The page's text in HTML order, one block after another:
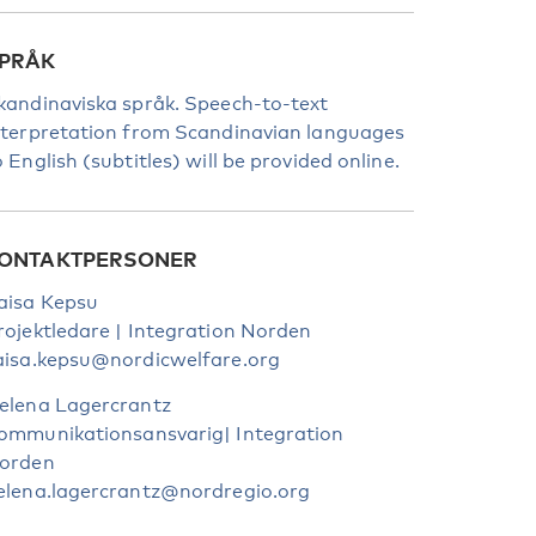
språk. Speech-to-text
from Scandinavian languages
English (subtitles) will be provided online.
Kepsu
| Integration Norden
Lagercrantz
Integration